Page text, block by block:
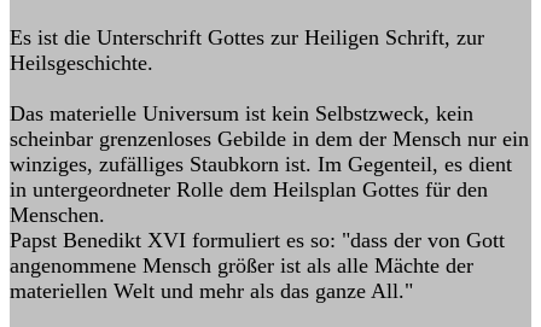
Es ist die Unterschrift Gottes zur Heiligen Schrift, zur
Heilsgeschichte.
Das materielle Universum ist kein Selbstzweck, kein
scheinbar grenzenloses Gebilde in dem der Mensch nur ein
winziges, zufälliges Staubkorn ist. Im Gegenteil, es dient
in untergeordneter Rolle dem Heilsplan Gottes für den
Menschen.
Papst Benedikt XVI formuliert es so: "dass der von Gott
angenommene Mensch größer ist als alle Mächte der
materiellen Welt und mehr als das ganze All."